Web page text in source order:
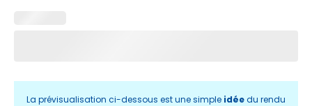
La prévisualisation ci-dessous est une simple idéedu rendu